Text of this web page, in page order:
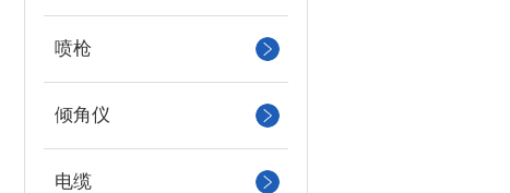
喷枪
倾角仪
电缆